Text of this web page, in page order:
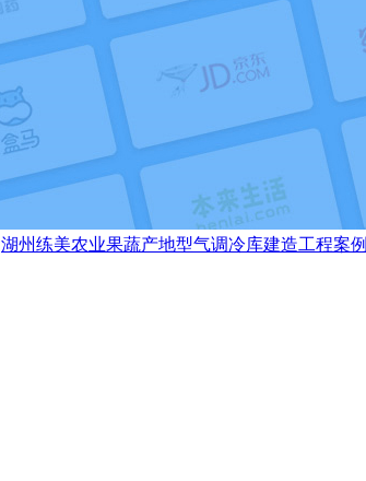
湖州练美农业果蔬产地型气调冷库建造工程案例